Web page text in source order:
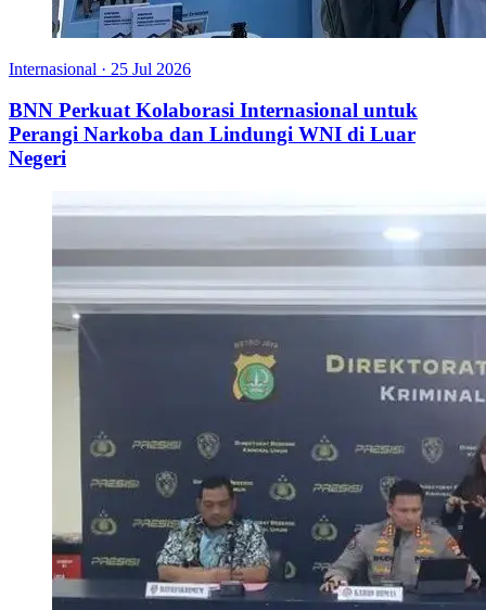
Internasional · 25 Jul 2026
BNN Perkuat Kolaborasi Internasional untuk
Perangi Narkoba dan Lindungi WNI di Luar
Negeri